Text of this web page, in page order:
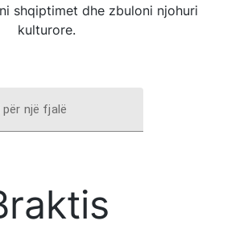
shqiptimet dhe zbuloni njohuri
kulturore.
për një fjalë